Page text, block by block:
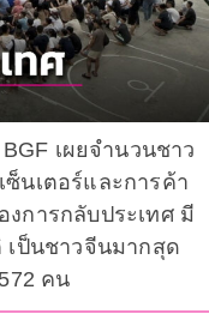
เผยจำนวนชาว
นเตอร์และการค้า
การกลับประเทศ มี
ป็นชาวจีนมากสุด
คน